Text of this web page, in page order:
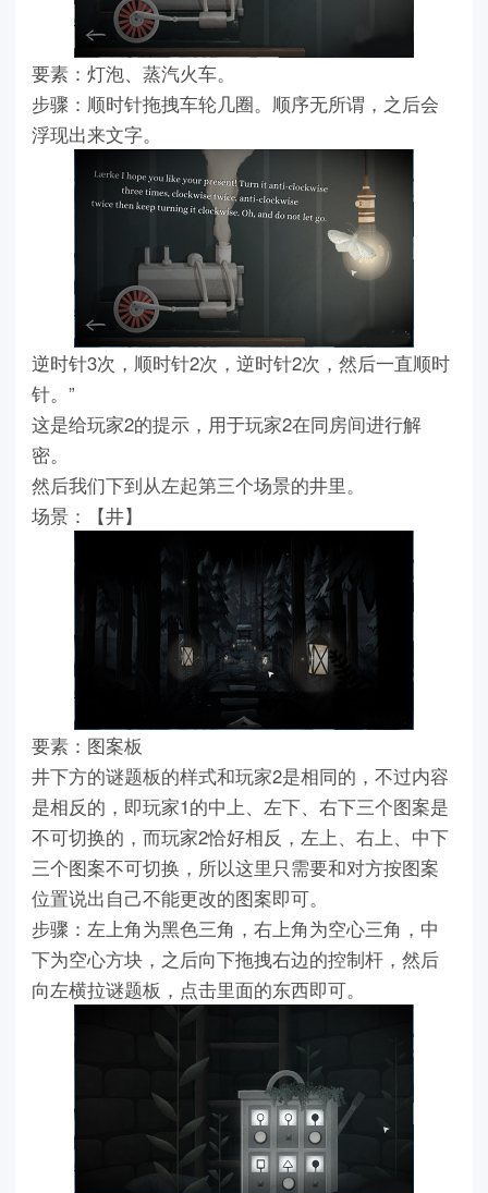
要素：灯泡、蒸汽火车。
步骤：顺时针拖拽车轮几圈。顺序无所谓，之后会
浮现出来文字。
逆时针3次，顺时针2次，逆时针2次，然后一直顺时
针。”
这是给玩家2的提示，用于玩家2在同房间进行解
密。
然后我们下到从左起第三个场景的井里。
场景：【井】
要素：图案板
井下方的谜题板的样式和玩家2是相同的，不过内容
是相反的，即玩家1的中上、左下、右下三个图案是
不可切换的，而玩家2恰好相反，左上、右上、中下
三个图案不可切换，所以这里只需要和对方按图案
位置说出自己不能更改的图案即可。
步骤：左上角为黑色三角，右上角为空心三角，中
下为空心方块，之后向下拖拽右边的控制杆，然后
向左横拉谜题板，点击里面的东西即可。